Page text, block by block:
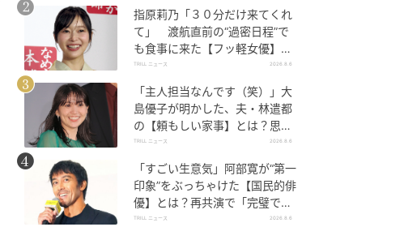
指原莉乃「３０分だけ来てくれ
て」 渡航直前の“過密日程”で
も食事に来た【フッ軽女優】と
は？
TRILL ニュース 2026.8.6
「主人担当なんです（笑）」大
島優子が明かした、夫・林遣都
の【頼もしい家事】とは？思い
やりあふれる工夫も
TRILL ニュース 2026.8.6
「すごい生意気」阿部寛が“第一
印象”をぶっちゃけた【国民的俳
優】とは？再共演で「完璧で
す」と絶賛
TRILL ニュース 2026.8.6